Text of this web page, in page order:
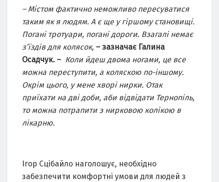
– Містом фактично неможливо пересуватися
таким як я людям. А є ще у гіршому становищі.
Погані тротуари, погані дороги. Взагалі немає
з’їздів для колясок, – зазначає Галина
Осадчук. – Коли йдеш двома ногами, це все
можна переступити, а коляскою по-іншому.
Окрім цього, у мене хворі нирки. Отак
приїхати на дві доби, аби відвідати Тернопіль,
то можна потрапити з нирковою колікою в
лікарню.
Ігор Сцібайло наголошує, необхідно
забезпечити комфортні умови для людей з